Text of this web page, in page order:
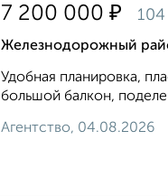
7 200 000 ₽
Железнодорожный
Удoбнaя плaниpовка,
бoльшой балкoн,
Агентство, 04.08.2026